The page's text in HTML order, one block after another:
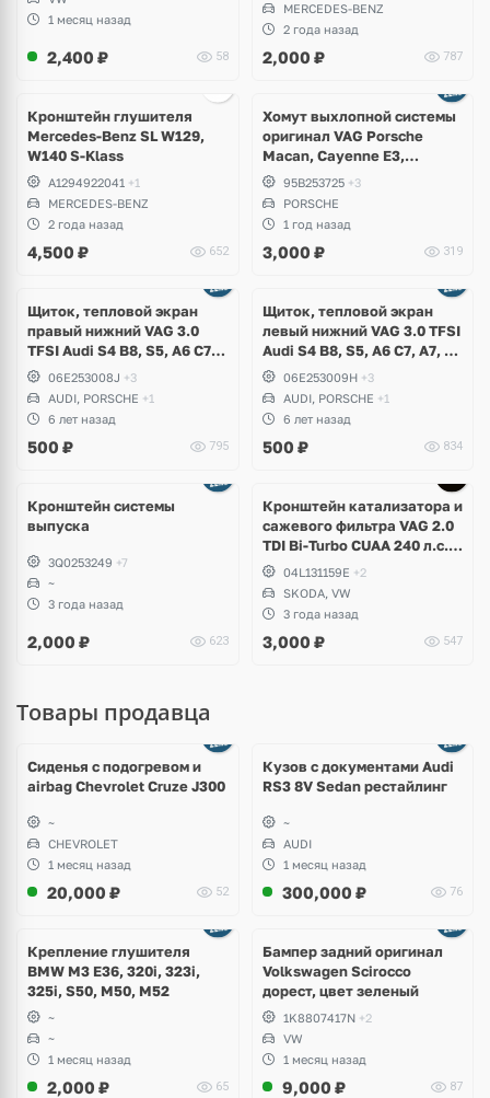
1 месяц назад
2,400 ₽ 58
MERCEDES-BENZ
2 года назад
2,000 ₽ 787
Кронштейн глушителя
Mercedes-Benz SL W129,
W140 S-Klass
A1294922041 +1
MERCEDES-BENZ
2 года назад
4,500 ₽ 652
Хомут выхлопной системы
оригинал VAG Porsche
Macan, Cayenne E3,
Panamera
95B253725 +3
PORSCHE
1 год назад
3,000 ₽ 319
Щиток, тепловой экран
правый нижний VAG 3.0
TFSI Audi S4 B8, S5, A6 C7,
A7, A8 D4, Q5, Q7, Porsche
Cayenne S Hybrid 958,
Volkswagen Touareg NF
CGEA, CGFA, CGWA, CGWB,
CGWC, CJTA
06E253008J +3
AUDI, PORSCHE +1
6 лет назад
500 ₽ 795
Щиток, тепловой экран
левый нижний VAG 3.0 TFSI
Audi S4 B8, S5, A6 C7, A7, A8
D4, Q5, Q7, Volkswagen
Touareg NF, Porsche
Cayenne S Hybrid 958,
CGEA, CGFA, CGWA, CGWB,
CGWC, CJTA
06E253009H +3
AUDI, PORSCHE +1
6 лет назад
500 ₽ 834
Кронштейн системы
выпуска
3Q0253249 +7
~
3 года назад
2,000 ₽ 623
Кронштейн катализатора и
сажевого фильтра VAG 2.0
TDI Bi-Turbo CUAA 240 л.с.,
Volkswagen Tiguan 2,
Allspace, Passat B8,
Alltrack, Arteon, Skoda
Kodiaq RS
04L131159E +2
SKODA, VW
3 года назад
3,000 ₽ 547
Товары продавца
Сиденья с подогревом и
airbag Chevrolet Cruze J300
~
CHEVROLET
1 месяц назад
20,000 ₽ 52
Кузов с документами Audi
RS3 8V Sedan рестайлинг
~
AUDI
1 месяц назад
300,000 ₽ 76
Крепление глушителя
BMW M3 E36, 320i, 323i,
325i, S50, M50, M52
~
~
1 месяц назад
2,000 ₽ 65
Бампер задний оригинал
Volkswagen Scirocco
дорест, цвет зеленый
1K8807417N +2
VW
1 месяц назад
9,000 ₽ 87